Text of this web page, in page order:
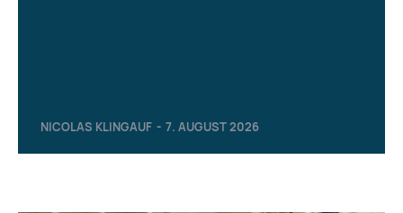
NICOLAS KLINGAUF - 7. AUGUST 2026